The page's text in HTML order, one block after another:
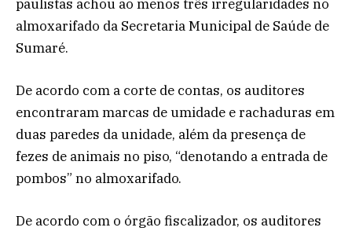
paulistas achou ao menos três irregularidades no
almoxarifado da Secretaria Municipal de Saúde de
Sumaré.
De acordo com a corte de contas, os auditores
encontraram marcas de umidade e rachaduras em
duas paredes da unidade, além da presença de
fezes de animais no piso, “denotando a entrada de
pombos” no almoxarifado.
De acordo com o órgão fiscalizador, os auditores